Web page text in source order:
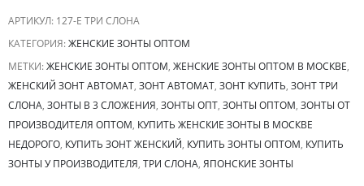
АРТИКУЛ: 127-E ТРИ СЛОНА
КАТЕГОРИЯ:ЖЕНСКИЕ ЗОНТЫ ОПТОМ
МЕТКИ:ЖЕНСКИЕ ЗОНТЫ ОПТОМ, ЖЕНСКИЕ ЗОНТЫ ОПТОМ В МОСКВЕ,
ЖЕНСКИЙ ЗОНТ АВТОМАТ, ЗОНТ АВТОМАТ, ЗОНТ КУПИТЬ, ЗОНТ ТРИ
СЛОНА, ЗОНТЫ В 3 СЛОЖЕНИЯ, ЗОНТЫ ОПТ, ЗОНТЫ ОПТОМ, ЗОНТЫ ОТ
ПРОИЗВОДИТЕЛЯ ОПТОМ, КУПИТЬ ЖЕНСКИЕ ЗОНТЫ В МОСКВЕ
НЕДОРОГО, КУПИТЬ ЗОНТ ЖЕНСКИЙ, КУПИТЬ ЗОНТЫ ОПТОМ, КУПИТЬ
ЗОНТЫ У ПРОИЗВОДИТЕЛЯ, ТРИ СЛОНА, ЯПОНСКИЕ ЗОНТЫ